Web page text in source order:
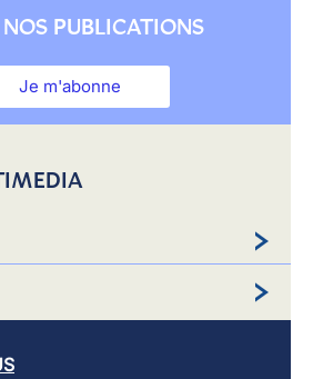
PUBLICATIONS
Je m'abonne